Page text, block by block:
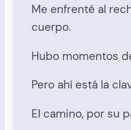
Me enfrenté al
cuerpo.
Hubo momentos
Pero ahí está la
El camino, por su